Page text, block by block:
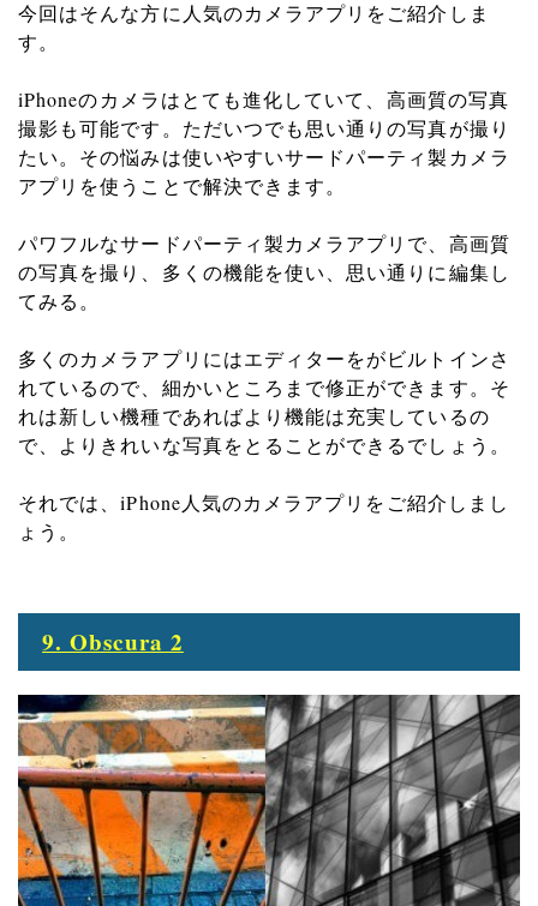
今回はそんな方に人気のカメラアプリをご紹介しま
す。
iPhoneのカメラはとても進化していて、高画質の写真
撮影も可能です。ただいつでも思い通りの写真が撮り
たい。その悩みは使いやすいサードパーティ製カメラ
アプリを使うことで解決できます。
パワフルなサードパーティ製カメラアプリで、高画質
の写真を撮り、多くの機能を使い、思い通りに編集し
てみる。
多くのカメラアプリにはエディターをがビルトインさ
れているので、細かいところまで修正ができます。そ
れは新しい機種であればより機能は充実しているの
で、よりきれいな写真をとることができるでしょう。
それでは、iPhone人気のカメラアプリをご紹介しまし
ょう。
9. Obscura 2